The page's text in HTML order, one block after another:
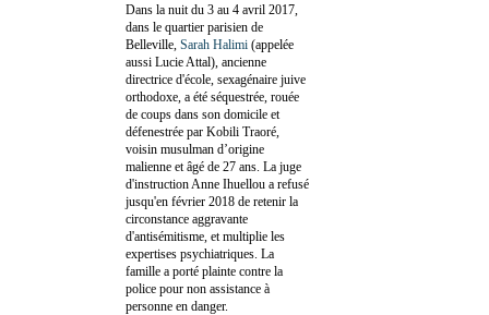
Dans la nuit du 3 au 4 avril 2017,
dans le quartier parisien de
Belleville, Sarah Halimi (appelée
aussi Lucie Attal), ancienne
directrice d'école, sexagénaire juive
orthodoxe, a été séquestrée, rouée
de coups dans son domicile et
défenestrée par Kobili Traoré,
voisin musulman d’origine
malienne et âgé de 27 ans. La juge
d'instruction Anne Ihuellou a refusé
jusqu'en février 2018 de retenir la
circonstance aggravante
d'antisémitisme, et multiplie les
expertises psychiatriques. La
famille a porté plainte contre la
police pour non assistance à
personne en danger.